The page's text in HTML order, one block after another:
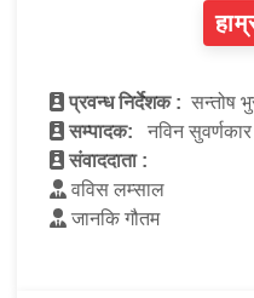
प्रवन्ध निर्देशक : सन्तोष
सम्पादक:
नविन सुवर्णकार
संवाददाता :
वविस लम्साल
जानकि गौतम